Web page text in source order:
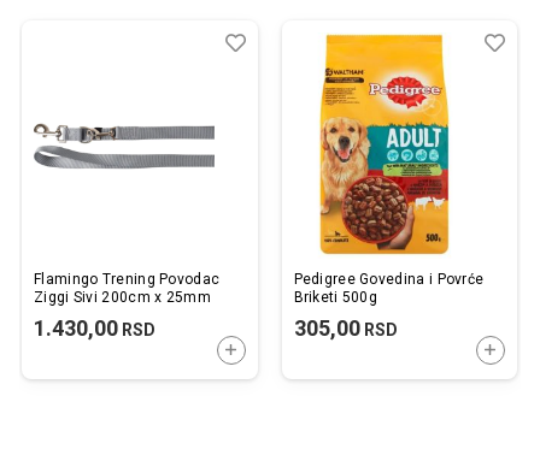
Flamingo Trening Povodac
Ziggi Sivi 200cm x 25mm
1.430,00 RSD
DODAJTE U KORPU
Dodaj
Uporedi
Pedigree Govedina i Povrće
Briketi 500g
305,00RSD